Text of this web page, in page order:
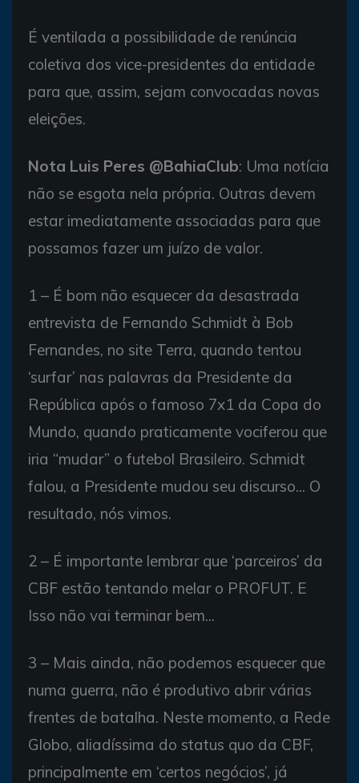
É ventilada a possibilidade de renúncia
coletiva dos vice-presidentes da entidade
para que, assim, sejam convocadas novas
eleições.
Nota Luis Peres @BahiaClub: Uma notícia
não se esgota nela própria. Outras devem
estar imediatamente associadas para que
possamos fazer um juízo de valor.
1 – É bom não esquecer da desastrada
entrevista de Fernando Schmidt à Bob
Fernandes, no site Terra, quando tentou
‘surfar’ nas palavras da Presidente da
República após o famoso 7x1 da Copa do
Mundo, quando praticamente vociferou que
iria “mudar” o futebol Brasileiro. Schmidt
falou, a Presidente mudou seu discurso... O
resultado, nós vimos.
2 – É importante lembrar que ‘parceiros’ da
CBF estão tentando melar o PROFUT. E
Isso não vai terminar bem...
3 – Mais ainda, não podemos esquecer que
numa guerra, não é produtivo abrir várias
frentes de batalha. Neste momento, a Rede
Globo, aliadíssima do status quo da CBF,
principalmente em ‘certos negócios’, já